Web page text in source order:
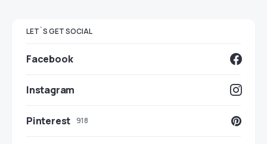
LET`S GET SOCIAL
Facebook
Instagram
Pinterest 918